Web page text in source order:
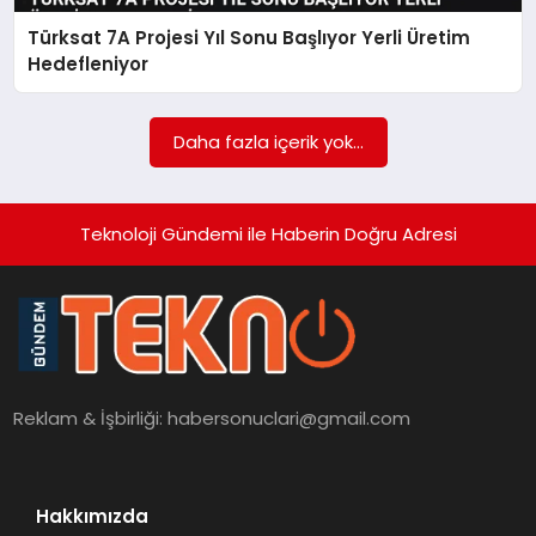
SAĞLIK
YAŞAM
Türksat 7A Projesi Yıl Sonu Başlıyor Yerli Üretim
Hedefleniyor
Daha fazla içerik yok...
Teknoloji Gündemi ile Haberin Doğru Adresi
Reklam & İşbirliği:habersonuclari@gmail.com
Hakkımızda